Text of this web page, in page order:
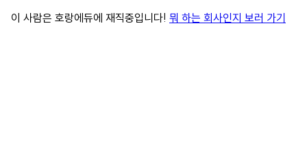
이 사람은 호랑에듀에 재직중입니다! 뭐 하는 회사인지 보러 가기